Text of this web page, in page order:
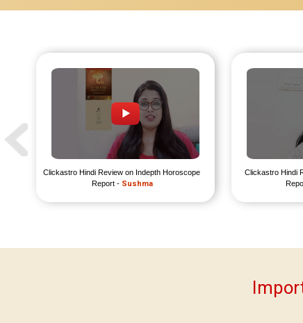
Clickastro Hindi Review on Indepth Horoscope
Report - Sushma
Clickastro Hindi